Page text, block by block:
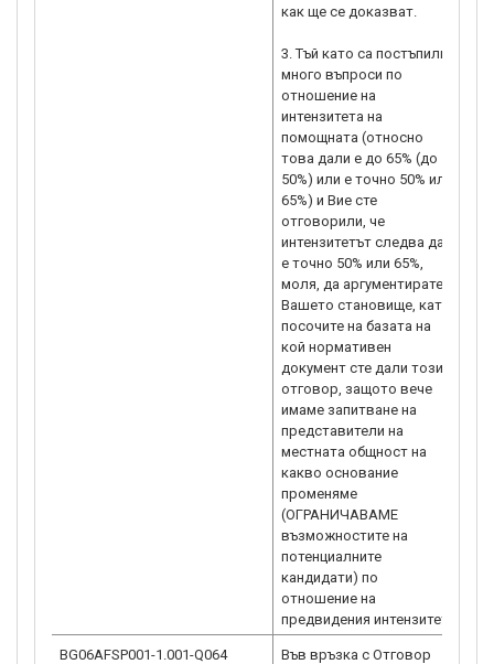
как ще се доказват.
3. Тъй като са постъпили
много въпроси по
отношение на
интензитета на
помощната (относно
това дали е до 65% (до
50%) или е точно 50% или
65%) и Вие сте
отговорили, че
интензитетът следва да
е точно 50% или 65%,
моля, да аргументирате
Вашето становище, като
посочите на базата на
кой нормативен
документ сте дали този
отговор, защото вече
имаме запитване на
представители на
местната общност на
какво основание
променяме
(ОГРАНИЧАВАМЕ
възможностите на
потенциалните
кандидати) по
отношение на
предвидения интензитет.
BG06AFSP001-1.001-Q064
Във връзка с Отговор